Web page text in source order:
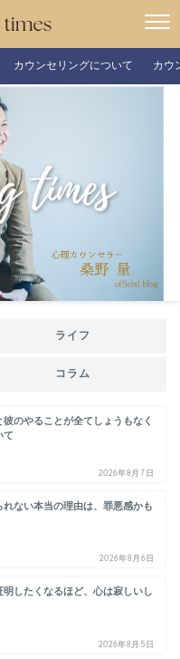
カウンセリングについて カウ
ライフ
コラム
彼のやることが全てしょうもなく
て
2026年8月7日
れない本当の理由は、罪悪感かも
2026年8月6日
明したくなるほど、心は寂しいし
2026年8月5日